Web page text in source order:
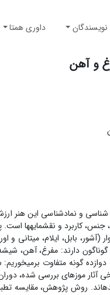
نویسندگان داوری همتا
و آهن
شناسی و نمادشناسی این هنر
کاربرد و نقشمایه­ها
بابل، ایلام، میتانی و
دارند: مفرغ، آهن،
گونه متفاوت برمی­خوریم:
آثار موزه­ای بررسی شده،
روش پژوهش، مقایسه